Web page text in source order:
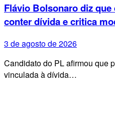
Flávio Bolsonaro diz
conter dívida e critica
3 de agosto de 2026
Candidato do PL afirmou que
vinculada à dívida…